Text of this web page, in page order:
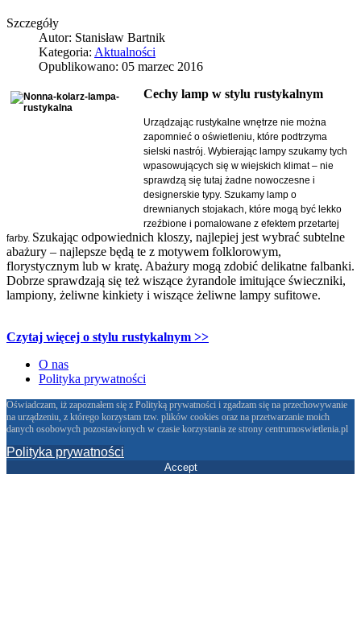
Szczegóły
Autor: Stanisław Bartnik
Kategoria: Aktualności
Opublikowano: 05 marzec 2016
Cechy lamp w stylu rustykalnym
Urządzając rustykalne wnętrze nie można
zapomnieć o oświetleniu, które podtrzyma
sielski nastrój. Wybierając lampy szukamy tych
wpasowujących się w wiejskich klimat – nie
sprawdzą się tutaj żadne nowoczesne i
designerskie typy. Szukamy lamp o
drewnianych stojakach, które mogą być lekko
rzeźbione i pomalowane z efektem przetartej
farby. Szukając odpowiednich kloszy, najlepiej jest wybrać subtelne
abażury – najlepsze będą te z motywem folklorowym,
florystycznym lub w kratę. Abażury mogą zdobić delikatne falbanki.
Dobrze sprawdzają się też wiszące żyrandole imitujące świeczniki,
lampiony, żeliwne kinkiety i wiszące żeliwne lampy sufitowe.
Czytaj więcej o stylu rustykalnym >>
O nas
Polityka prywatności
Oświadczam, iż zapoznałem się z Polityką prywatności i zgadzam się na przechowywanie
na urządzeniu, z którego korzystam tzw. plików cookies oraz na przetwarzanie moich
danych osobowych pozostawionych w czasie korzystania ze strony centrumoswietlenia.pl
Polityka prywatności
Accept